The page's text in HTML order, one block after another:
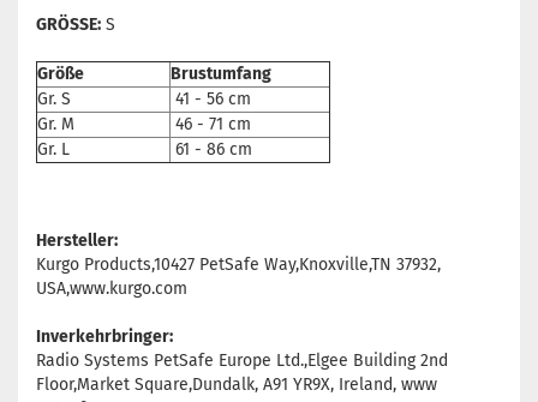
GRÖSSE: S
Größe
Brustumfang
Gr. S
41 - 56 cm
Gr. M
46 - 71 cm
Gr. L
61 - 86 cm
Hersteller:
Kurgo Products,10427 PetSafe Way,Knoxville,TN 37932,
USA,www.kurgo.com
Inverkehrbringer:
Radio Systems PetSafe Europe Ltd.,Elgee Building 2nd
Floor,Market Square,Dundalk, A91 YR9X, Ireland, www